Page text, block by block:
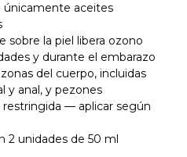
únicamente aceites
sobre la piel libera ozono
y durante el embarazo
del cuerpo, incluidas
y anal, y pezones
restringida — aplicar según
2 unidades de 50 ml